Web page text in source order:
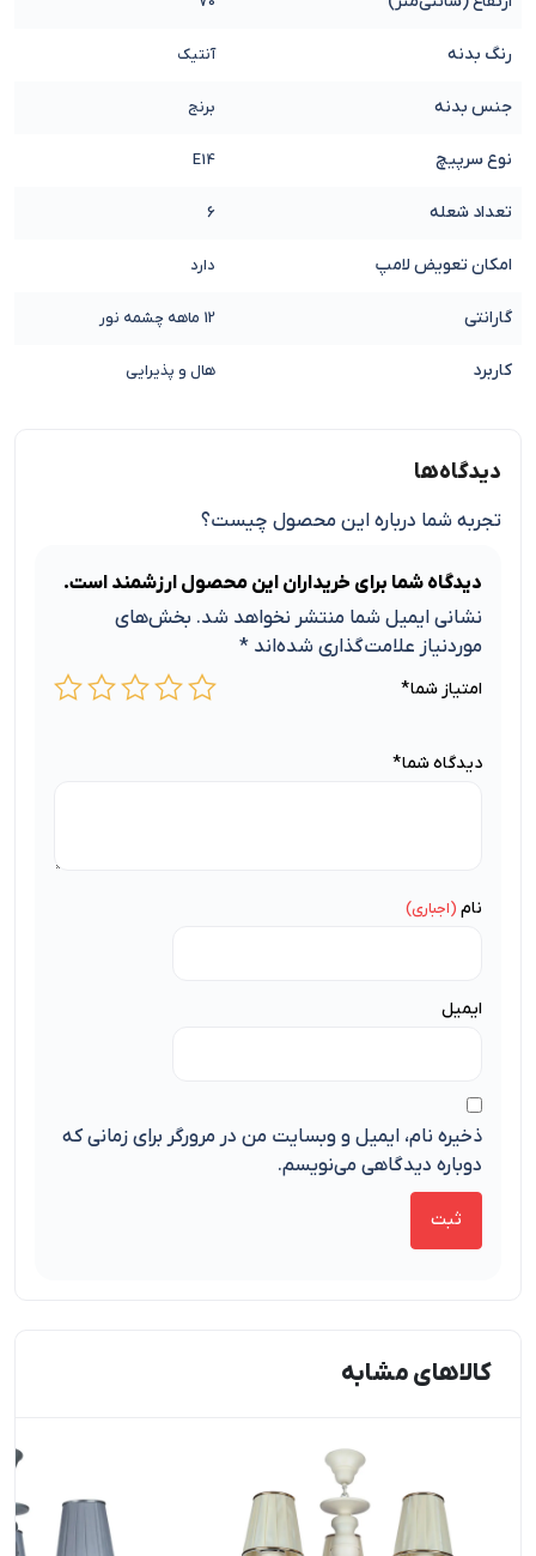
رنگ بدنه آنتیک
جنس بدنه برنج
نوع سرپیچ E14
تعداد شعله 6
امکان تعویض لامپ دارد
گارانتی 12 ماهه چشمه نور
کاربرد هال و پذیرایی
دیدگاه‌ها
تجربه شما درباره این محصول چیست؟
دیدگاه شما برای خریداران این محصول ارزشمند است.
نشانی ایمیل شما منتشر نخواهد شد. بخش‌های
موردنیاز علامت‌گذاری شده‌اند *
امتیاز شما*
دیدگاه شما*
نام
ایمیل
ذخیره نام، ایمیل و وبسایت من در مرورگر برای زمانی که
دوباره دیدگاهی می‌نویسم.
کالاهای مشابه